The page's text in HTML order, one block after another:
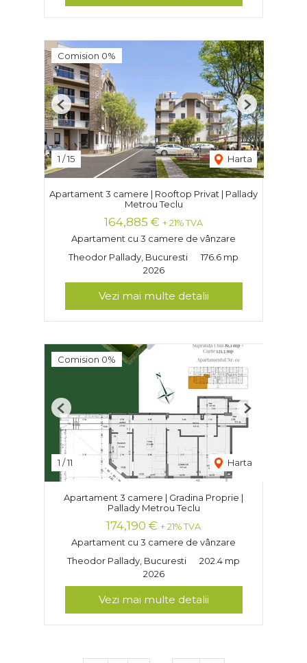
Comision 0%
1 /15 Harta
Previous Next
Apartament 3 camere | Rooftop Privat | Pallady
Metrou Teclu
164,885 € + 21% TVA
Apartament cu 3 camere de vânzare
Theodor Pallady, Bucuresti
176.6 mp
2026
Vezi mai multe detalii
Comision 0%
1 /11 Harta
Previous Next
Apartament 3 camere | Gradina Proprie |
Pallady Metrou Teclu
174,190 € + 21% TVA
Apartament cu 3 camere de vânzare
Theodor Pallady, Bucuresti
202.4 mp
2026
Vezi mai multe detalii